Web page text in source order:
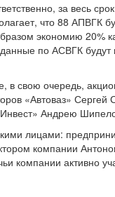
за весь
что 88 АПВГК
экономию 20%
по АСВГК будут
в свою очередь,
«Автоваз»
Андрею
лицами:
компании
компании активно